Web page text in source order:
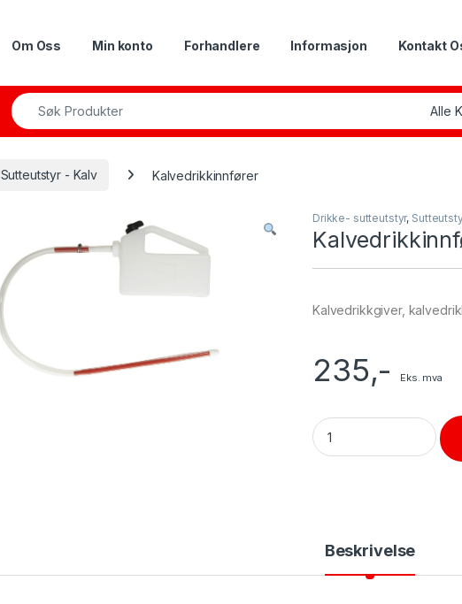
Om Oss Min konto Forhandlere Informasjon Kontakt
Search for:
Sutteutstyr - Kalv Kalvedrikkinnfører
Drikke- sutteutstyr,
Kalvedrikkgiver,
235,- Eks. mva
Kalvedrikkinnfører
Beskrivelse